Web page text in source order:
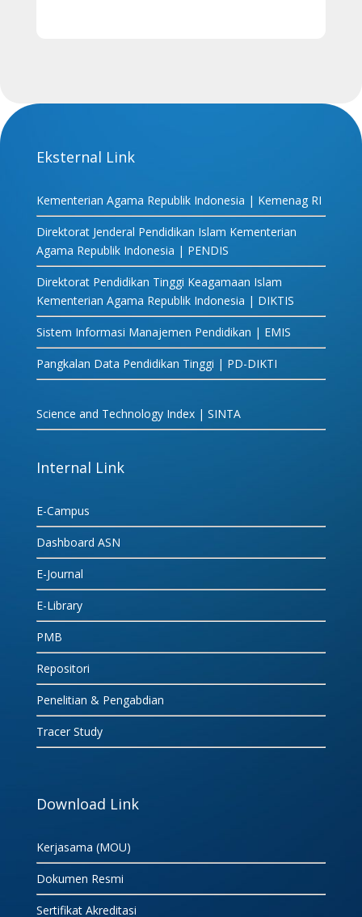
Eksternal Link
Kementerian Agama Republik Indonesia | Kemenag RI
Direktorat Jenderal Pendidikan Islam Kementerian
Agama Republik Indonesia | PENDIS
Direktorat Pendidikan Tinggi Keagamaan Islam
Kementerian Agama Republik Indonesia | DIKTIS
Sistem Informasi Manajemen Pendidikan | EMIS
Pangkalan Data Pendidikan Tinggi | PD-DIKTI
Science and Technology Index | SINTA
Internal Link
E-Campus
Dashboard ASN
E-Journal
E-Library
PMB
Repositori
Penelitian & Pengabdian
Tracer Study
Download Link
Kerjasama (MOU)
Dokumen Resmi
Sertifikat Akreditasi